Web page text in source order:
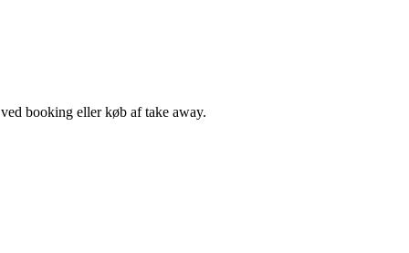
booking eller køb af take away.